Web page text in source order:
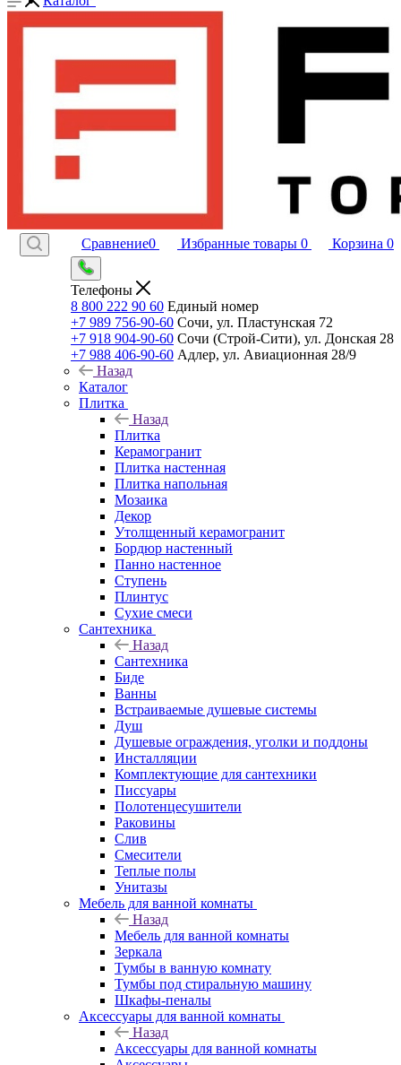
Сравнение0 Избранные товары 0 Корзина 0
Телефоны
8 800 222 90 60 Единый номер
+7 989 756-90-60 Сочи, ул. Пластунская 72
+7 918 904-90-60 Сочи (Строй-Сити), ул. Донская 28
+7 988 406-90-60 Адлер, ул. Авиационная 28/9
Назад
Каталог
Плитка
Назад
Плитка
Керамогранит
Плитка настенная
Плитка напольная
Мозаика
Декор
Утолщенный керамогранит
Бордюр настенный
Панно настенное
Ступень
Плинтус
Сухие смеси
Сантехника
Назад
Сантехника
Биде
Ванны
Встраиваемые душевые системы
Душ
Душевые ограждения, уголки и поддоны
Инсталляции
Комплектующие для сантехники
Писсуары
Полотенцесушители
Раковины
Слив
Смесители
Теплые полы
Унитазы
Мебель для ванной комнаты
Назад
Мебель для ванной комнаты
Зеркала
Тумбы в ванную комнату
Тумбы под стиральную машину
Шкафы-пеналы
Аксессуары для ванной комнаты
Назад
Аксессуары для ванной комнаты